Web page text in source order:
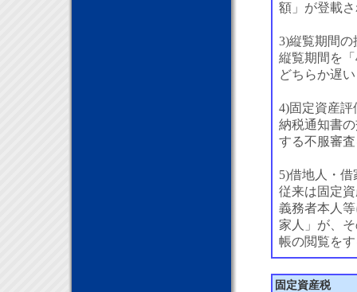
額」が登載
3)縦覧期間の
縦覧期間を
どちらか遅
4)固定資産
納税通知書
する不服審
5)借地人・
従来は固定
義務者本人
家人」が、
帳の閲覧を
固定資産税